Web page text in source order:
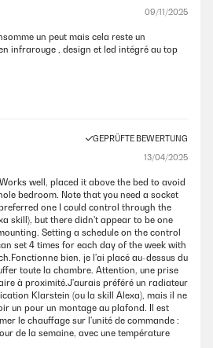
09/11/2025
un peut mais cela reste un
infrarouge , design et led intégré au top
GEPRÜFTE BEWERTUNG
13/04/2025
well, placed it above the bed to avoid
bedroom. Note that you need a socket
one I could control through the
skill), but there didn't appear to be one
Setting a schedule on the control
set 4 times for each day of the week with
bien, je l'ai placé au-dessus du
toute la chambre. Attention, une prise
à proximité.J'aurais préféré un radiateur
Klarstein (ou la skill Alexa), mais il ne
un pour un montage au plafond. Il est
le chauffage sur l'unité de commande :
de la semaine, avec une température